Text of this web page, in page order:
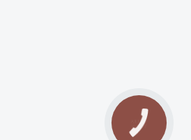
КНОПКА
ЗВ'ЯЗКУ